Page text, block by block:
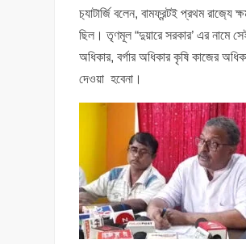
চ‍্যাটার্জি বলেন, বামফ্রন্টই প্রথম রাজ‍্যে
ছিল। তৃণমূল “দুয়ারে সরকার’ এর নামে
অধিকার, বর্গার অধিকার কৃষি কাজের
দেওয়া হবেনা।